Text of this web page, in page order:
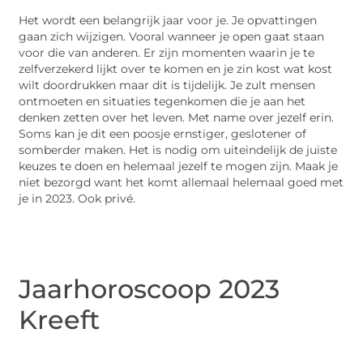
Het wordt een belangrijk jaar voor je. Je opvattingen
gaan zich wijzigen. Vooral wanneer je open gaat staan
voor die van anderen. Er zijn momenten waarin je te
zelfverzekerd lijkt over te komen en je zin kost wat kost
wilt doordrukken maar dit is tijdelijk. Je zult mensen
ontmoeten en situaties tegenkomen die je aan het
denken zetten over het leven. Met name over jezelf erin.
Soms kan je dit een poosje ernstiger, geslotener of
somberder maken. Het is nodig om uiteindelijk de juiste
keuzes te doen en helemaal jezelf te mogen zijn. Maak je
niet bezorgd want het komt allemaal helemaal goed met
je in 2023. Ook privé.
Jaarhoroscoop 2023
Kreeft